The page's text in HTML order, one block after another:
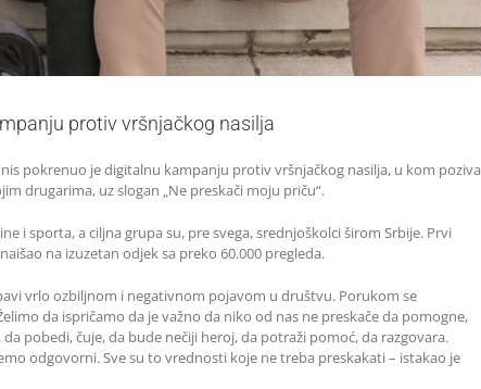
protiv vršnjačkog nasilja
pokrenuo je digitalnu kampanju protiv vršnjačkog nasilja, u kom poziva
drugarima, uz slogan „Ne preskači moju priču“.
i sporta, a ciljna grupa su, pre svega, srednjoškolci širom Srbije. Prvi
na izuzetan odjek sa preko 60.000 pregleda.
vrlo ozbiljnom i negativnom pojavom u društvu. Porukom se
da ispričamo da je važno da niko od nas ne preskače da pomogne,
pobedi, čuje, da bude nečiji heroj, da potraži pomoć, da razgovara.
odgovorni. Sve su to vrednosti koje ne treba preskakati – istakao je